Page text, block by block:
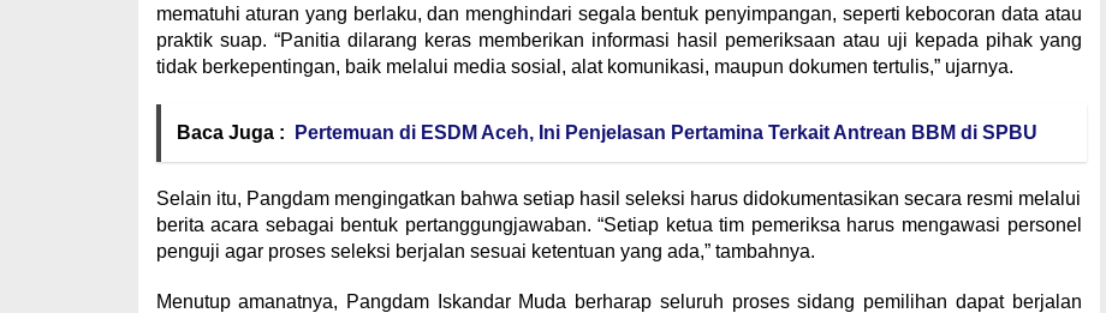
mematuhi aturan yang berlaku, dan menghindari segala bentuk penyimpangan, seperti kebocoran data atau
praktik suap. “Panitia dilarang keras memberikan informasi hasil pemeriksaan atau uji kepada pihak yang
tidak berkepentingan, baik melalui media sosial, alat komunikasi, maupun dokumen tertulis,” ujarnya.
Baca Juga : Pertemuan di ESDM Aceh, Ini Penjelasan Pertamina Terkait Antrean BBM di SPBU
Selain itu, Pangdam mengingatkan bahwa setiap hasil seleksi harus didokumentasikan secara resmi melalui
berita acara sebagai bentuk pertanggungjawaban. “Setiap ketua tim pemeriksa harus mengawasi personel
penguji agar proses seleksi berjalan sesuai ketentuan yang ada,” tambahnya.
Menutup amanatnya, Pangdam Iskandar Muda berharap seluruh proses sidang pemilihan dapat berjalan